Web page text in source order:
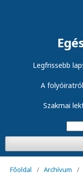
Legfrissebb
A folyóiratról
Szakmai
Főoldal / Archívum /